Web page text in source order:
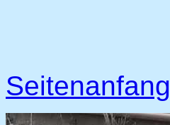
Seitenanfang